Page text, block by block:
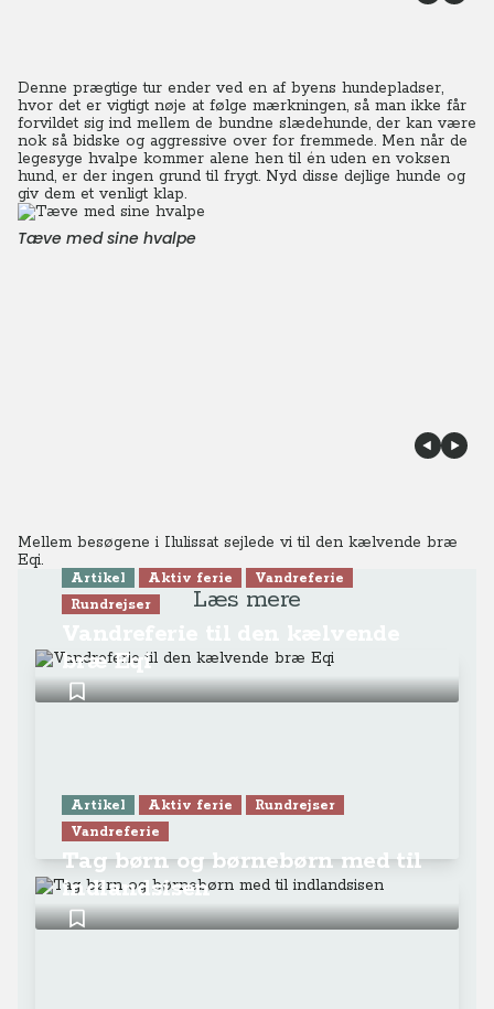
Denne prægtige tur ender ved en af byens hundepladser,
hvor det er vigtigt nøje at følge mærkningen, så man ikke får
forvildet sig ind mellem de bundne slædehunde, der kan være
nok så bidske og aggressive over for fremmede. Men når de
legesyge hvalpe kommer alene hen til én uden en voksen
hund, er der ingen grund til frygt. Nyd disse dejlige hunde og
giv dem et venligt klap.
Tæve med sine hvalpe
Mellem besøgene i Ilulissat sejlede vi til den kælvende bræ
Eqi.
Læs mere
Artikel Aktiv ferie
Vandreferie
Rundrejser
bræ Eqi
Artikel Aktiv ferie
Rundrejser
Vandreferie
Tag børn og børnebørn med til
indlandsisen